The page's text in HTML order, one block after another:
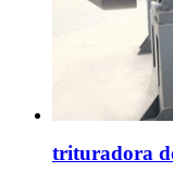
trituradora